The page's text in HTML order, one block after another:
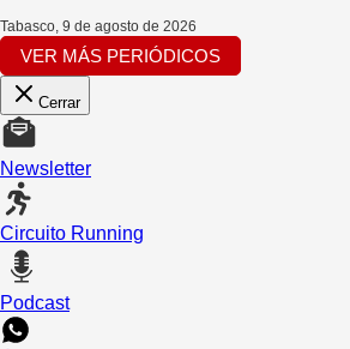
Tabasco, 9 de agosto de 2026
VER MÁS PERIÓDICOS
Cerrar
Newsletter
Circuito Running
Podcast